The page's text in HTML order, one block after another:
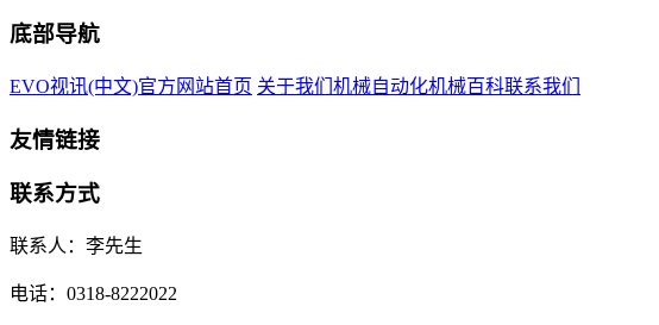
底部导航
EVO视讯(中文)官方网站首页 关于我们 机械自动化机械百科联系我们
友情链接
联系方式
联系人：李先生
电话：0318-8222022